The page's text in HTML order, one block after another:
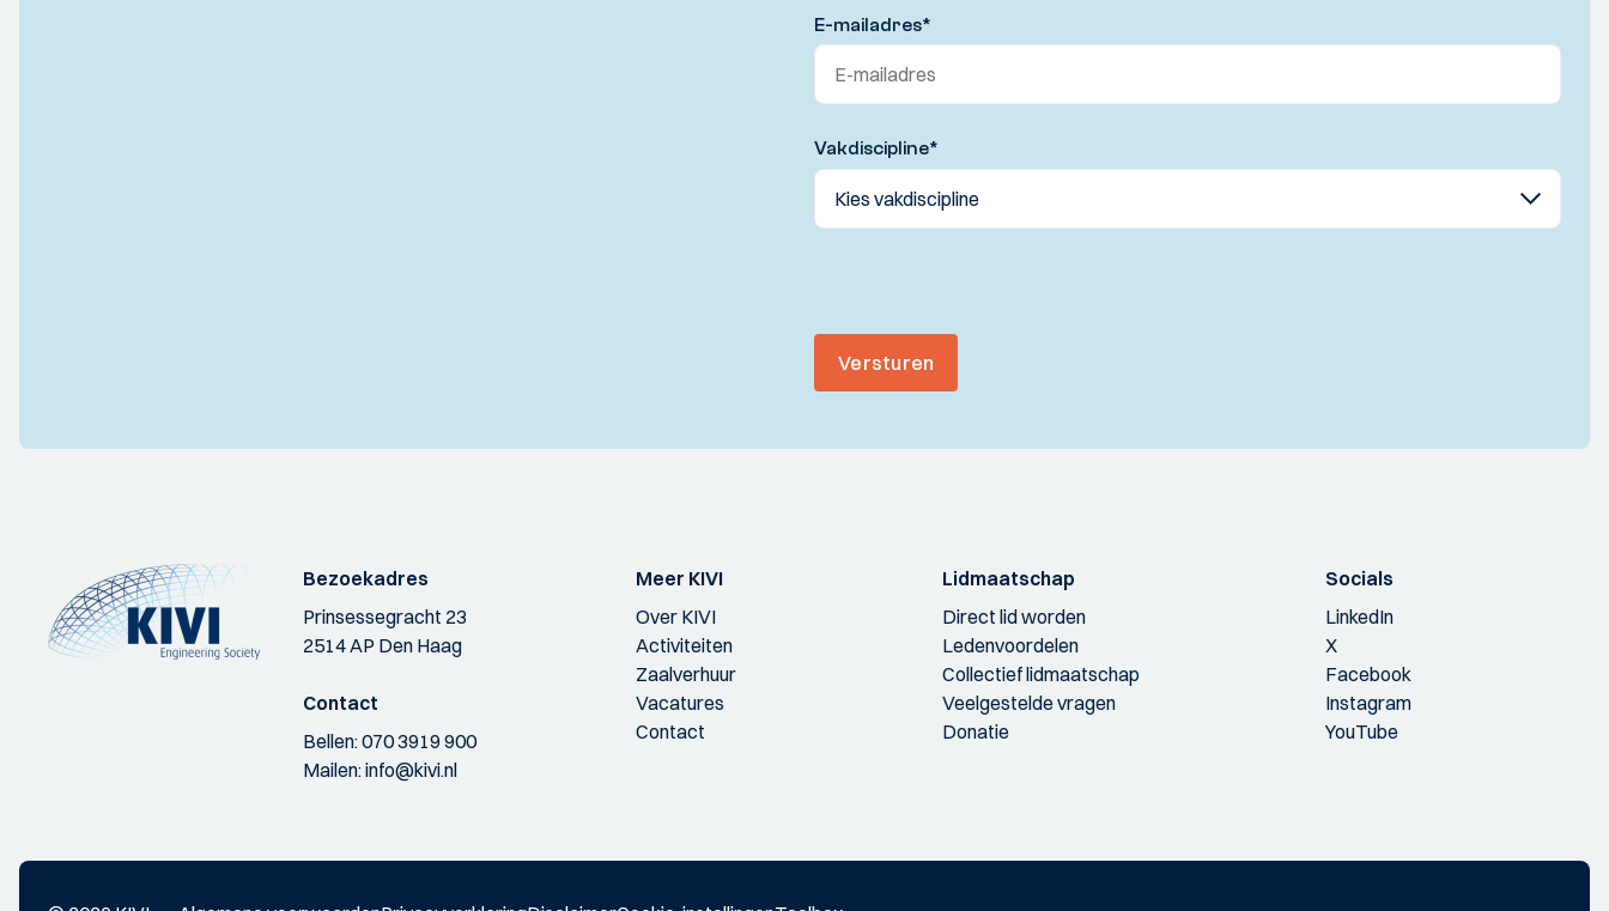
E-mailadres*
Vakdiscipline*
Versturen
Bezoekadres
Prinsessegracht 23
2514 AP Den Haag
Contact
Bellen:070 3919 900
Mailen:info@kivi.nl
Meer KIVI
Over KIVI
Activiteiten
Zaalverhuur
Vacatures
Contact
Lidmaatschap
Direct lid worden
Ledenvoordelen
Collectief lidmaatschap
Veelgestelde vragen
Donatie
Socials
LinkedIn
X
Facebook
Instagram
YouTube